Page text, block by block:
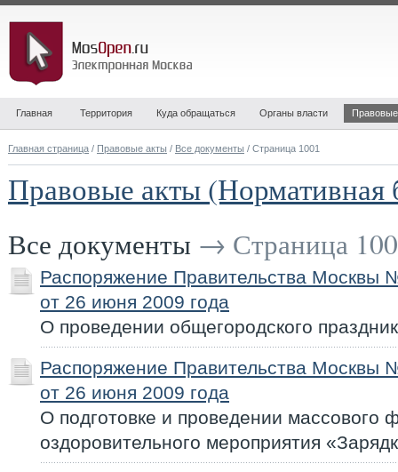
Главная Территория Куда обращаться Органы власти
Главная страница / Правовые акты / Все документы / Страница 1001
Правовые акты (Нормативная
Все документы → Страница
Распоряжение Правительства Москвы
от 26 июня 2009 года
О проведении общегородского
Распоряжение Правительства Москвы
от 26 июня 2009 года
О подготовке и проведении массового
оздоровительного мероприятия